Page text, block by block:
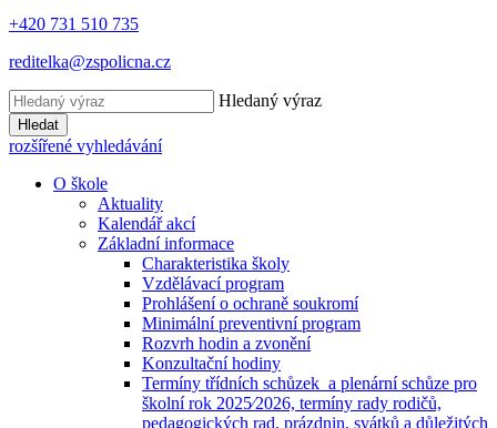
+420 731 510 735
reditelka@zspolicna.cz
Hledaný výraz
Hledat
rozšířené vyhledávání
O škole
Aktuality
Kalendář akcí
Základní informace
Charakteristika školy
Vzdělávací program
Prohlášení o ochraně soukromí
Minimální preventivní program
Rozvrh hodin a zvonění
Konzultační hodiny
Termíny třídních schůzek a plenární schůze pro
školní rok 2025⁄2026, termíny rady rodičů,
pedagogických rad, prázdnin, svátků a důležitých